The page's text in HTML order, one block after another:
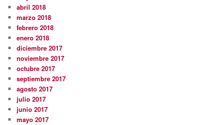
abril 2018
marzo 2018
febrero 2018
enero 2018
diciembre 2017
noviembre 2017
octubre 2017
septiembre 2017
agosto 2017
julio 2017
junio 2017
mayo 2017